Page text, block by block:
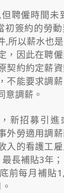
聘僱時間未
初簽約的勞
,所以薪水也
，因此在聘
契約約定薪
不能要求調
意調薪。
新招募引進
外勞適用調
入的看護工
長補貼3年
前每月補貼